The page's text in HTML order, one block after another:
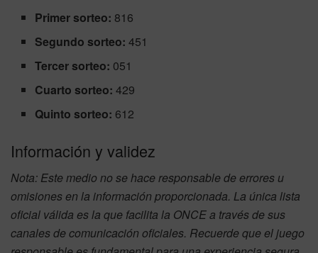
Primer sorteo: 816
Segundo sorteo: 451
Tercer sorteo: 051
Cuarto sorteo: 429
Quinto sorteo: 612
Información y validez
Nota: Este medio no se hace responsable de errores u
omisiones en la información proporcionada. La única lista
oficial válida es la que facilita la ONCE a través de sus
canales de comunicación oficiales. Recuerde que el juego